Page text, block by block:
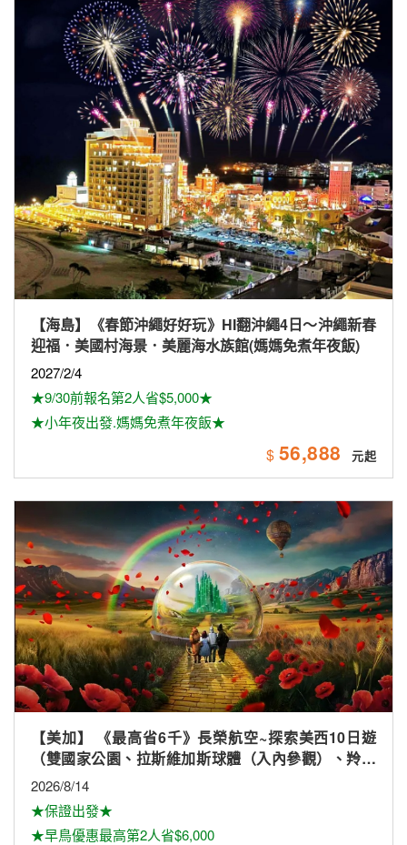
★小年夜出發.媽媽免煮年夜飯★
$56,888
【美加】 《最高省6千》長榮航空~探索美西10日遊
（雙國家公園、拉斯維加斯球體（入內參觀）、羚羊
峽谷雙奇觀、環球影城）
2026/8/14
★保證出發★
★早鳥優惠最高第2人省$6,000
$125,900
【歐洲】英格蘭、蘇格蘭、愛爾蘭全覽16天【倫敦市
區飯店2晚、唯美小鎮、景觀火車、雙酒廠、米其林、
雙大學城、下午茶
2026/8/28
★長榮航空★直飛倫敦★